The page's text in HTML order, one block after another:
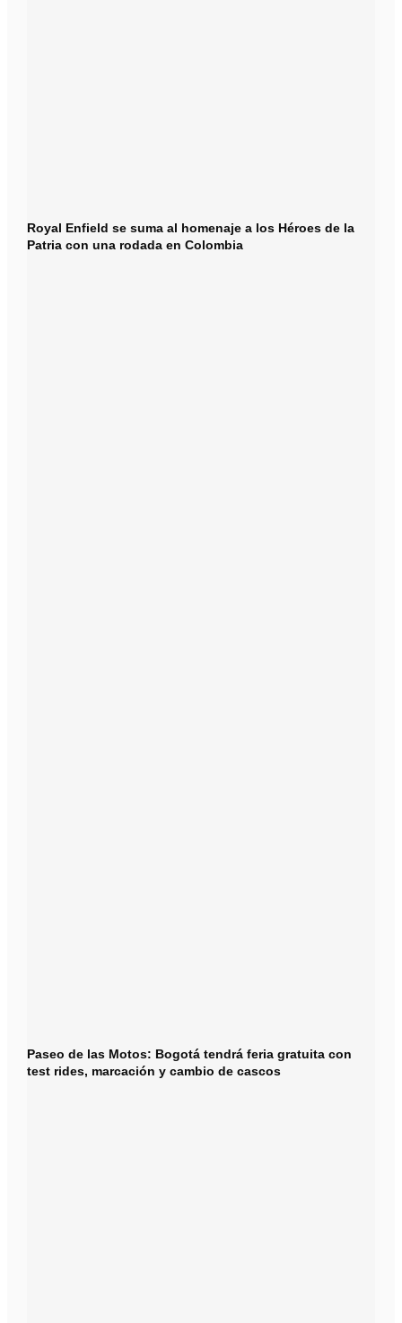
Royal Enfield se suma al homenaje a los Héroes de la
Patria con una rodada en Colombia
Paseo de las Motos: Bogotá tendrá feria gratuita con
test rides, marcación y cambio de cascos